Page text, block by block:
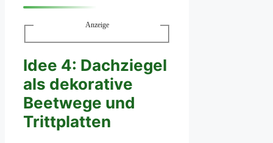
Anzeige
Idee 4: Dachziegel
als dekorative
Beetwege und
Trittplatten